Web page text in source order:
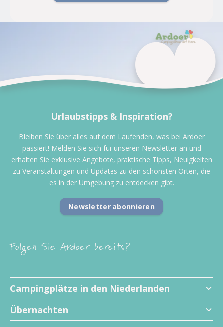
Folgen Sie Ardoer bereits?
Campingplätze in den Niederlanden
Übernachten
Urlaubstipps & Inspiration?
Bleiben Sie über alles auf dem Laufenden, was bei Ardoer
passiert! Melden Sie sich für unseren Newsletter an und
erhalten Sie exklusive Angebote, praktische Tipps, Neuigkeiten
zu Veranstaltungen und Updates zu den schönsten Orten, die
es in der Umgebung zu entdecken gibt.
Newsletter abonnieren